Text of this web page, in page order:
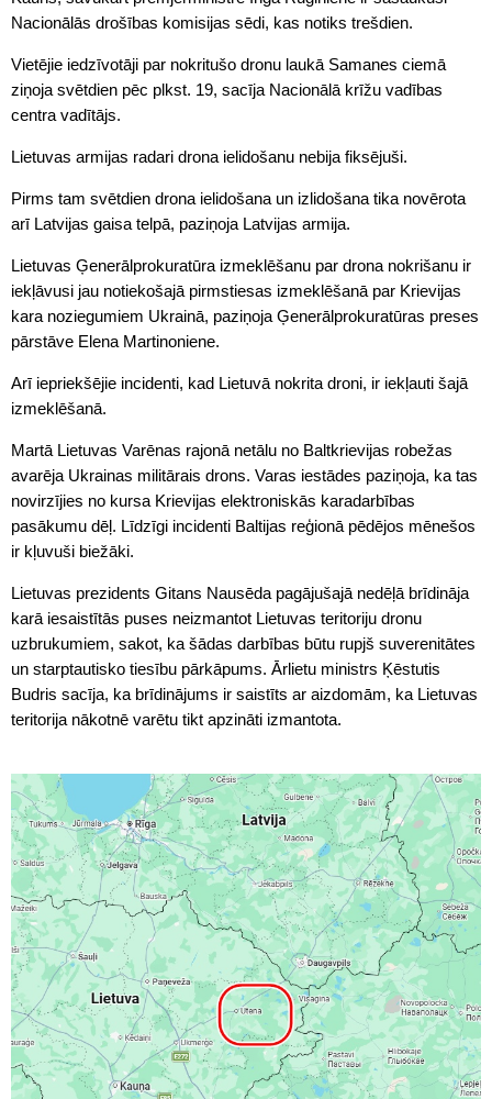
Nacionālās drošības komisijas sēdi, kas notiks trešdien.
Vietējie iedzīvotāji par nokritušo dronu laukā Samanes ciemā
ziņoja svētdien pēc plkst. 19, sacīja Nacionālā krīžu vadības
centra vadītājs.
Lietuvas armijas radari drona ielidošanu nebija fiksējuši.
Pirms tam svētdien drona ielidošana un izlidošana tika novērota
arī Latvijas gaisa telpā, paziņoja Latvijas armija.
Lietuvas Ģenerālprokuratūra izmeklēšanu par drona nokrišanu ir
iekļāvusi jau notiekošajā pirmstiesas izmeklēšanā par Krievijas
kara noziegumiem Ukrainā, paziņoja Ģenerālprokuratūras preses
pārstāve Elena Martinoniene.
Arī iepriekšējie incidenti, kad Lietuvā nokrita droni, ir iekļauti šajā
izmeklēšanā.
Martā Lietuvas Varēnas rajonā netālu no Baltkrievijas robežas
avarēja Ukrainas militārais drons. Varas iestādes paziņoja, ka tas
novirzījies no kursa Krievijas elektroniskās karadarbības
pasākumu dēļ. Līdzīgi incidenti Baltijas reģionā pēdējos mēnešos
ir kļuvuši biežāki.
Lietuvas prezidents Gitans Nausēda pagājušajā nedēļā brīdināja
karā iesaistītās puses neizmantot Lietuvas teritoriju dronu
uzbrukumiem, sakot, ka šādas darbības būtu rupjš suverenitātes
un starptautisko tiesību pārkāpums. Ārlietu ministrs Ķēstutis
Budris sacīja, ka brīdinājums ir saistīts ar aizdomām, ka Lietuvas
teritorija nākotnē varētu tikt apzināti izmantota.